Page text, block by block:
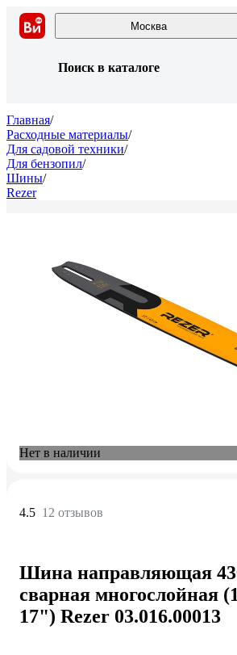
Москва
Поиск в каталоге
Главная/
Расходные материалы/
Для садовой техники/
Для бензопил/
Шины/
Rezer
Нет в наличии
4.5 12 отзывов
Шина направляющая
сварная многослойная
17") Rezer 03.016.00013